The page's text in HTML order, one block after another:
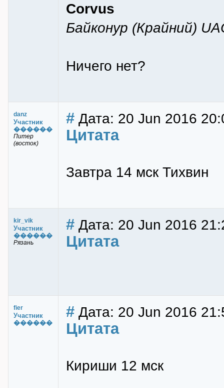
Corvus
Байконур (Крайний)
Ничего нет?
danz
Участник
������
Питер
(восток)
# Дата: 20 Jun 2016
Цитата
Завтра 14 мск Тихвин
kir_vik
Участник
������
Рязань
# Дата: 20 Jun 2016
Цитата
fier
Участник
������
# Дата: 20 Jun 2016
Цитата
Кириши 12 мск